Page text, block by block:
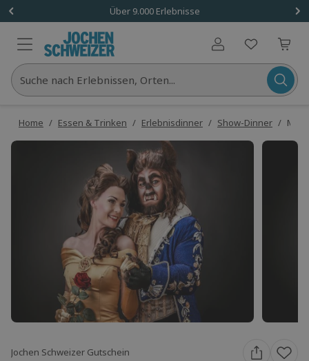
Über 9.000 Erlebnisse
Benutzerkonto
Suche nach Erlebnissen, Orten...
Home / Essen & Trinken / Erlebnisdinner / Show-Dinner /
Jochen Schweizer Gutschein